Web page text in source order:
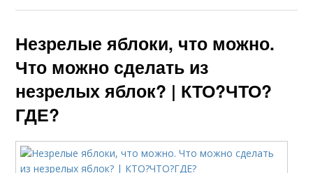
Незрелые яблоки, что можно.
Что можно сделать из
незрелых яблок? | КТО?ЧТО?
ГДЕ?